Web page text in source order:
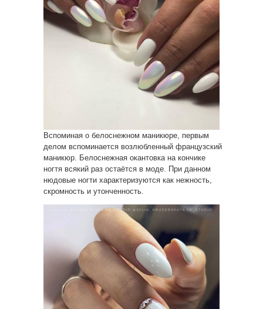
Вспоминая о белоснежном маникюре, первым
делом вспоминается возлюбленный французский
маникюр. Белоснежная окантовка на кончике
ногтя всякий раз остаётся в моде. При данном
нюдовые ногти характеризуются как нежность,
скромность и утонченность.